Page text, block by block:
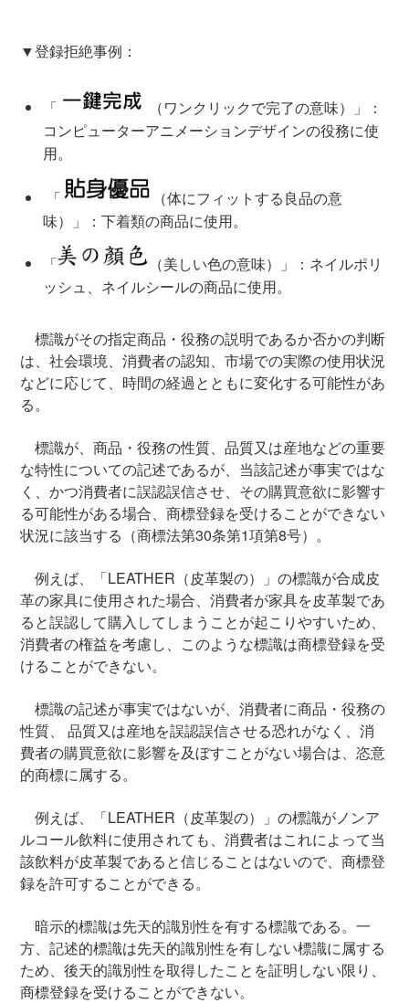
▼登録拒絶事例：
「
（ワンクリックで完了の意味）」：
コンピューターアニメーションデザインの役務に使
用。
「
（体にフィットする良品の意
味）」：下着類の商品に使用。
「
（美しい色の意味）」：ネイルポリ
ッシュ、ネイルシールの商品に使用。
標識がその指定商品・役務の説明であるか否かの判断
は、社会環境、消費者の認知、市場での実際の使用状況
などに応じて、時間の経過とともに変化する可能性があ
る。
標識が、商品・役務の性質、品質又は産地などの重要
な特性についての記述であるが、当該記述が事実ではな
く、かつ消費者に誤認誤信させ、その購買意欲に影響す
る可能性がある場合、商標登録を受けることができない
状況に該当する（商標法第30条第1項第8号）。
例えば、「LEATHER（皮革製の）」の標識が合成皮
革の家具に使用された場合、消費者が家具を皮革製であ
ると誤認して購入してしまうことが起こりやすいため、
消費者の権益を考慮し、このような標識は商標登録を受
けることができない。
標識の記述が事実ではないが、消費者に商品・役務の
性質、 品質又は産地を誤認誤信させる恐れがなく、消
費者の購買意欲に影響を及ぼすことがない場合は、恣意
的商標に属する。
例えば、「LEATHER（皮革製の）」の標識がノンア
ルコール飲料に使用されても、消費者はこれによって当
該飲料が皮革製であると信じることはないので、商標登
録を許可することができる。
暗示的標識は先天的識別性を有する標識である。一
方、記述的標識は先天的識別性を有しない標識に属する
ため、後天的識別性を取得したことを証明しない限り、
商標登録を受けることができない。